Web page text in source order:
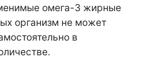
омега-3 жирные
организм не может
в